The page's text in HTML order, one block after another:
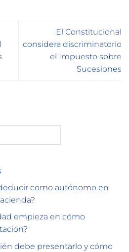
El Constitucional
considera discriminatorio
el Impuesto sobre
Sucesiones
como autónomo en
empieza en cómo
debe presentarlo y cómo